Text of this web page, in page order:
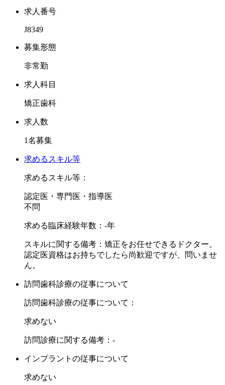
求人番号
J8349
募集形態
非常勤
求人科目
矯正歯科
求人数
1名募集
求めるスキル等
求めるスキル等：
認定医・専門医・指導医
不問
求める臨床経験年数：-年
スキルに関する備考：矯正をお任せできるドクター。
認定医資格はお持ちでしたら尚歓迎ですが、問いませ
ん。
訪問歯科診療の従事について
訪問歯科診療の従事について：
求めない
訪問診療に関する備考：-
インプラントの従事について
求めない